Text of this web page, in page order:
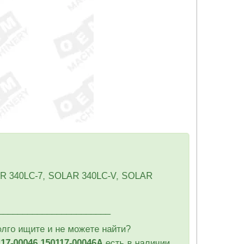
340LC-7, SOLAR 340LC-V, SOLAR
ищите и не можете найти?